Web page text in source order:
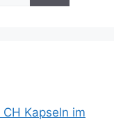
Kapseln im